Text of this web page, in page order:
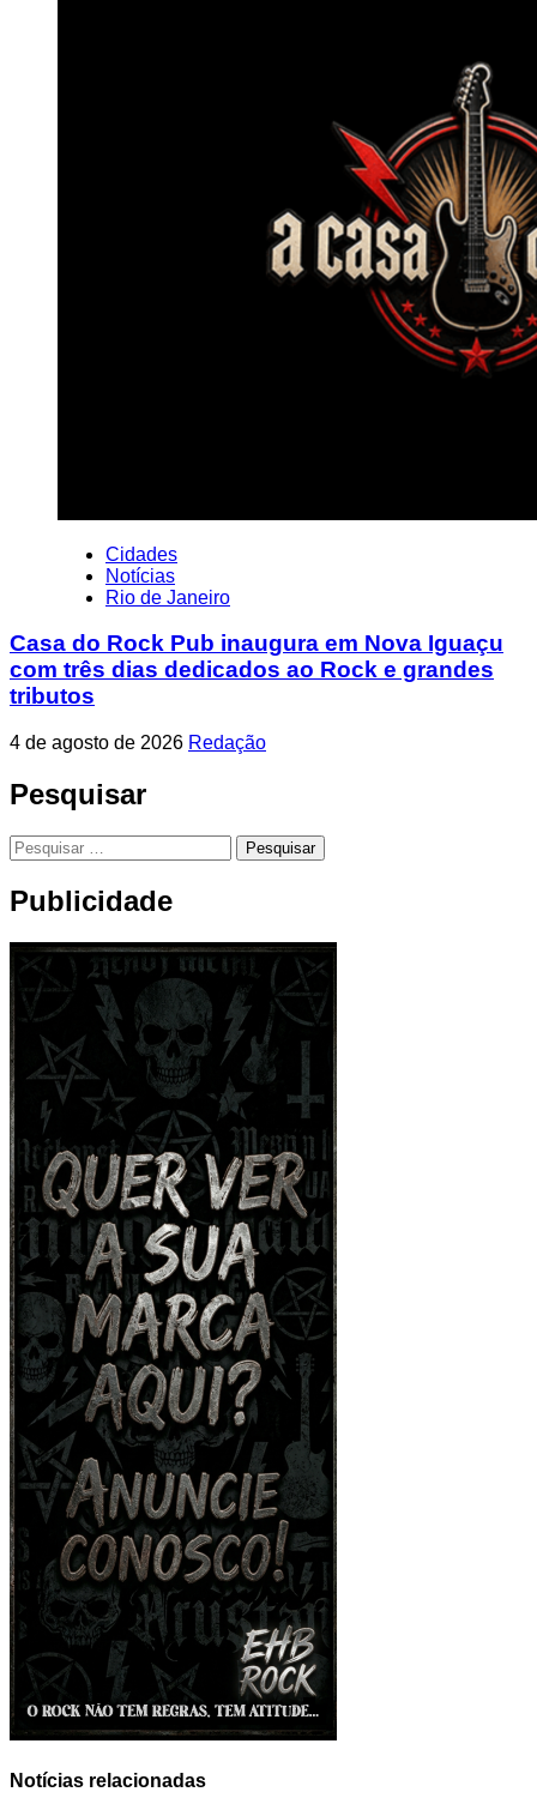
Cidades
Notícias
Rio de Janeiro
Casa do Rock Pub inaugura em Nova Iguaçu
com três dias dedicados ao Rock e grandes
tributos
4 de agosto de 2026 Redação
Pesquisar
Pesquisar
por:
Publicidade
Notícias relacionadas